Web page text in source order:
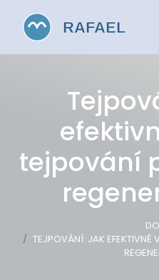
tejpování
TEJPOVÁNÍ: JAK EFEKTIVNĚ